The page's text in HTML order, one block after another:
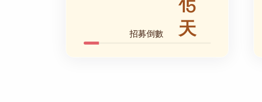
招募倒數
15
天